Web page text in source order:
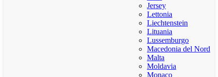
Jersey
Lettonia
Liechtenstein
Lituania
Lussemburgo
Macedonia del Nord
Malta
Moldavia
Monaco